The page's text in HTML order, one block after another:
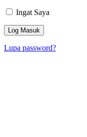
Ingat Saya
Lupa password?